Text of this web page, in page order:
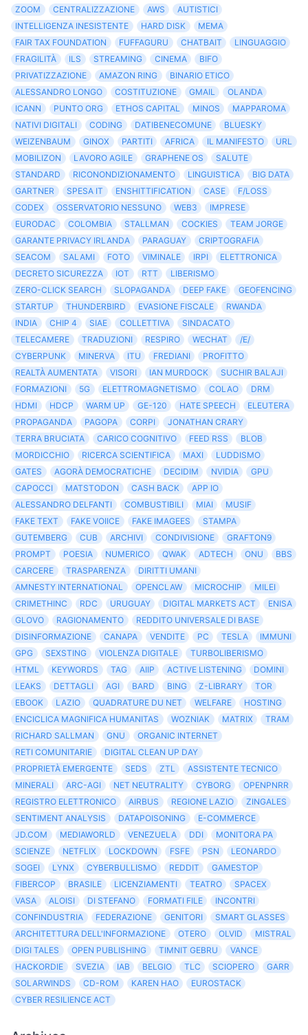
ZOOM
CENTRALIZZAZIONE AWS
AUTISTICI
INTELLIGENZA INESISTENTE
HARD DISK
MEMA
FAIR TAX FOUNDATION
FUFFAGURU CHATBAIT
LINGUAGGIO
FRAGILITÀ
ILS STREAMING CINEMA
BIFO
PRIVATIZZAZIONE
AMAZON RING
BINARIO ETICO
ALESSANDRO LONGO
COSTITUZIONE GMAIL
OLANDA
ICANN
PUNTO ORG ETHOS CAPITAL MINOS
MAPPAROMA
NATIVI DIGITALI
CODING DATIBENECOMUNE
BLUESKY
WEIZENBAUM
GINOX PARTITI AFRICA IL MANIFESTO
URL
MOBILIZON
LAVORO AGILE GRAPHENE OS
SALUTE
STANDARD
RICONONDIZIONAMENTO LINGUISTICA
BIG DATA
GARTNER
SPESA IT ENSHITTIFICATION CASE
F/LOSS
CODEX
OSSERVATORIO NESSUNO WEB3
IMPRESE
EURODAC
COLOMBIA STALLMAN COCKIES
TEAM JORGE
GARANTE PRIVACY IRLANDA
PARAGUAY
CRIPTOGRAFIA
SEACOM
SALAMI FOTO VIMINALE IRPI
ELETTRONICA
DECRETO SICUREZZA
IOT RTT
LIBERISMO
ZERO-CLICK SEARCH
SLOPAGANDA DEEP FAKE
GEOFENCING
STARTUP
THUNDERBIRD EVASIONE FISCALE
RWANDA
INDIA
CHIP 4 SIAE COLLETTIVA
SINDACATO
TELECAMERE
TRADUZIONI RESPIRO WECHAT
/E/
CYBERPUNK
MINERVA ITU FREDIANI
PROFITTO
REALTÀ AUMENTATA
VISORI IAN MURDOCK
SUCHIR BALAJI
FORMAZIONI
5G ELETTROMAGNETISMO COLAO
DRM
HDMI
HDCP WARM UP GE-120 HATE SPEECH
ELEUTERA
PROPAGANDA
PAGOPA CORPI
JONATHAN CRARY
TERRA BRUCIATA
CARICO COGNITIVO FEED RSS
BLOB
MORDICCHIO
RICERCA SCIENTIFICA MAXI
LUDDISMO
GATES
AGORÀ DEMOCRATICHE DECIDIM NVIDIA
GPU
CAPOCCI
MATSTODON CASH BACK
APP IO
ALESSANDRO DELFANTI
COMBUSTIBILI MIAI
MUSIF
FAKE TEXT
FAKE VOIICE FAKE IMAGEES
STAMPA
GUTEMBERG
CUB ARCHIVI CONDIVISIONE
GRAFTON9
PROMPT
POESIA NUMERICO QWAK ADTECH ONU
BBS
CARCERE
TRASPARENZA
DIRITTI UMANI
AMNESTY INTERNATIONAL
OPENCLAW MICROCHIP
MILEI
CRIMETHINC
RDC URUGUAY DIGITAL MARKETS ACT
ENISA
GLOVO
RAGIONAMENTO
REDDITO UNIVERSALE DI BASE
DISINFORMAZIONE
CANAPA VENDITE PC TESLA
IMMUNI
GPG
SEXSTING VIOLENZA DIGITALE
TURBOLIBERISMO
HTML
KEYWORDS TAG AIIP ACTIVE LISTENING
DOMINI
LEAKS
DETTAGLI AGI BARD BING Z-LIBRARY
TOR
EBOOK
LAZIO QUADRATURE DU NET WELFARE
HOSTING
ENCICLICA MAGNIFICA HUMANITAS
WOZNIAK MATRIX
TRAM
RICHARD SALLMAN
GNU
ORGANIC INTERNET
RETI COMUNITARIE
DIGITAL CLEAN UP DAY
PROPRIETÀ EMERGENTE
SEDS ZTL
ASSISTENTE TECNICO
MINERALI
ARC-AGI NET NEUTRALITY CYBORG
OPENPNRR
REGISTRO ELETTRONICO
AIRBUS REGIONE LAZIO
ZINGALES
SENTIMENT ANALYSIS
DATAPOISONING
E-COMMERCE
JD.COM
MEDIAWORLD VENEZUELA DDI
MONITORA PA
SCIENZE
NETFLIX LOCKDOWN FSFE PSN
LEONARDO
SOGEI
LYNX CYBERBULLISMO REDDIT
GAMESTOP
FIBERCOP
BRASILE LICENZIAMENTI TEATRO
SPACEX
VASA
ALOISI DI STEFANO FORMATI FILE
INCONTRI
CONFINDUSTRIA
FEDERAZIONE GENITORI
SMART GLASSES
ARCHITETTURA DELL'INFORMAZIONE
OTERO OLVID
MISTRAL
DIGI TALES
OPEN PUBLISHING TIMNIT GEBRU
VANCE
HACKORDIE
SVEZIA IAB BELGIO TLC SCIOPERO
GARR
SOLARWINDS
CD-ROM KAREN HAO
EUROSTACK
CYBER RESILIENCE ACT